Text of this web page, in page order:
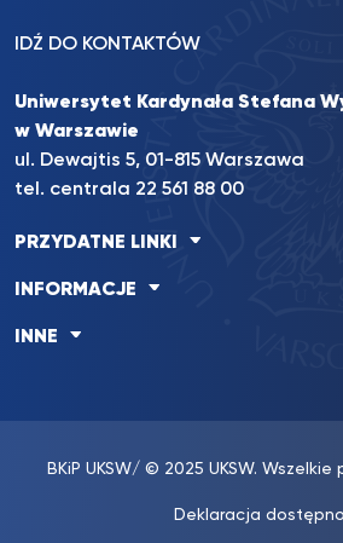
IDŹ DO KONTAKTÓW
Uniwersytet Kardynała Stefana
w Warszawie
ul. Dewajtis 5, 01-815 Warszawa
tel. centrala 22 561 88 00
PRZYDATNE LINKI
INFORMACJE
INNE
BKiP UKSW/ © 2025 UKSW. Wszelkie
Deklaracja